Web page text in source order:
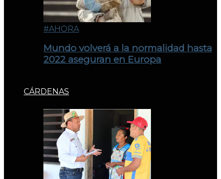
#AHORA
Mundo volverá a la normalidad hasta
2022 aseguran en Europa
CÁRDENAS